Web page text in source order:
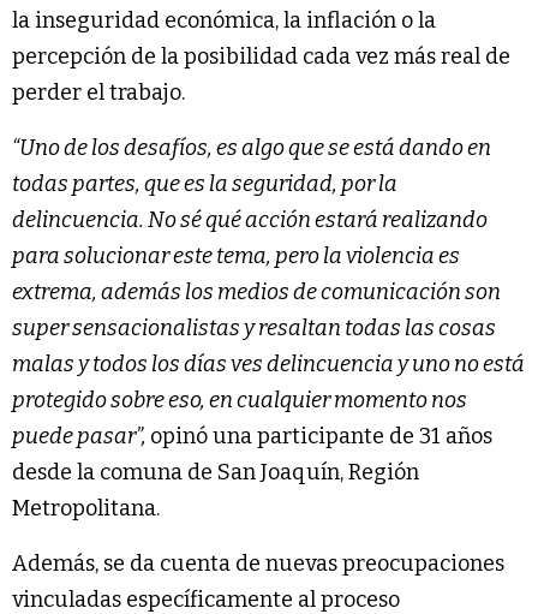
la inseguridad económica, la inflación o la
percepción de la posibilidad cada vez más real de
perder el trabajo.
“Uno de los desafíos, es algo que se está dando en
todas partes, que es la seguridad, por la
delincuencia. No sé qué acción estará realizando
para solucionar este tema, pero la violencia es
extrema, además los medios de comunicación son
super sensacionalistas y resaltan todas las cosas
malas y todos los días ves delincuencia y uno no está
protegido sobre eso, en cualquier momento nos
puede pasar”, opinó una participante de 31 años
desde la comuna de San Joaquín, Región
Metropolitana.
Además, se da cuenta de nuevas preocupaciones
vinculadas específicamente al proceso